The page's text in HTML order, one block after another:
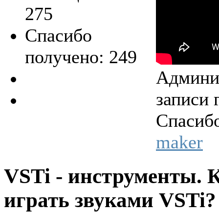
275
Спасибо
получено: 249
записи
maker
VSTi - инструменты.
играть звуками